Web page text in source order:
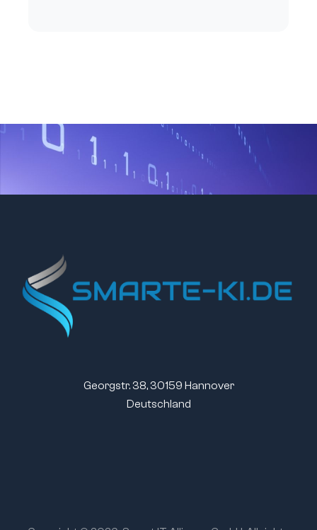
Georgstr. 38, 30159 Hannover
Deutschland